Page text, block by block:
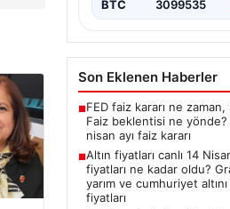
BTC 3099535
Son Eklenen Haberler
■FED faiz kararı ne
Faiz beklentisi ne yönde?
nisan ayı faiz kararı
■Altın fiyatları canlı 14
fiyatları ne kadar oldu?
yarım ve cumhuriyet altını
fiyatları